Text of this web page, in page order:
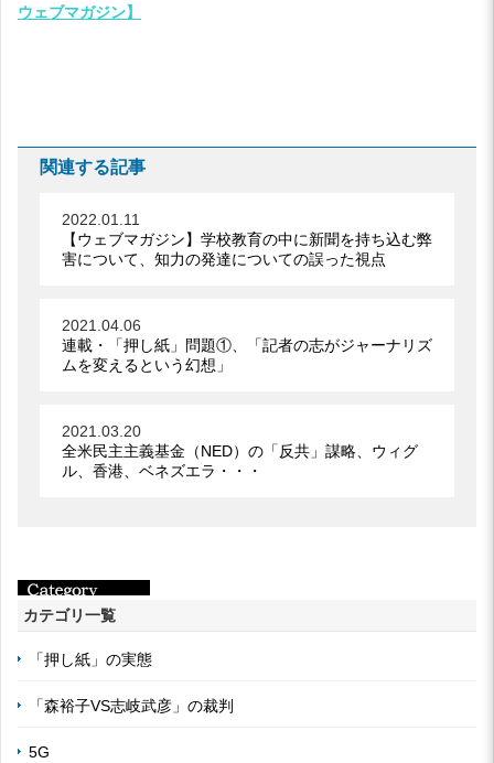
ウェブマガジン】
関連する記事
2022.01.11
【ウェブマガジン】学校教育の中に新聞を持ち込む弊
害について、知力の発達についての誤った視点
2021.04.06
連載・「押し紙」問題①、「記者の志がジャーナリズ
ムを変えるという幻想」
2021.03.20
全米民主主義基金（NED）の「反共」謀略、ウィグ
ル、香港、ベネズエラ・・・
カテゴリ一覧
「押し紙」の実態
「森裕子VS志岐武彦」の裁判
5G